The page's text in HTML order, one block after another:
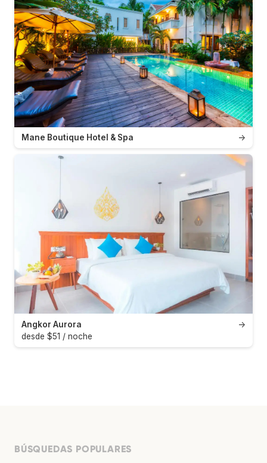
→
Mane Boutique Hotel & Spa
→
Angkor Aurora
desde $51 / noche
BÚSQUEDAS POPULARES